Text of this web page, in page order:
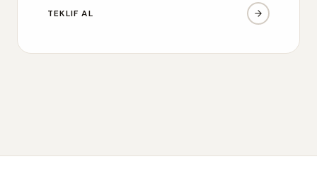
TEKLIF AL